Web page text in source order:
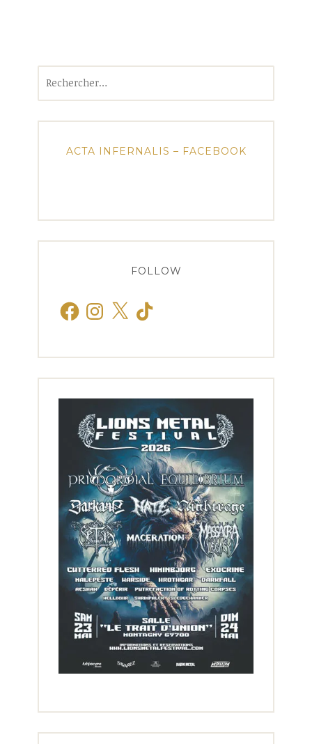
ACTA INFERNALIS – FACEBOOK
FOLLOW
FacebookInstagram
X TikTok